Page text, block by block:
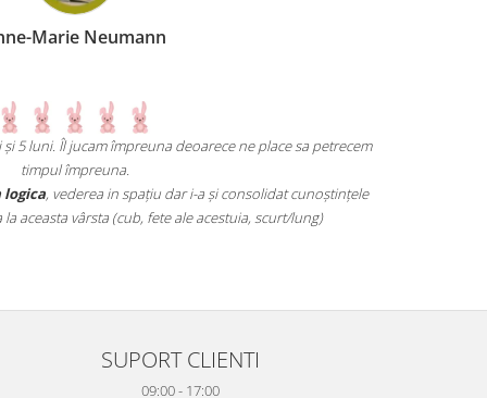
deoarece ne place sa petrecem
spațiu dar i-a și consolidat cunoștințele
fete ale acestuia, scurt/lung)
Un joc atât de interesant
SUPORT CLIENTI
09:00 - 17:00